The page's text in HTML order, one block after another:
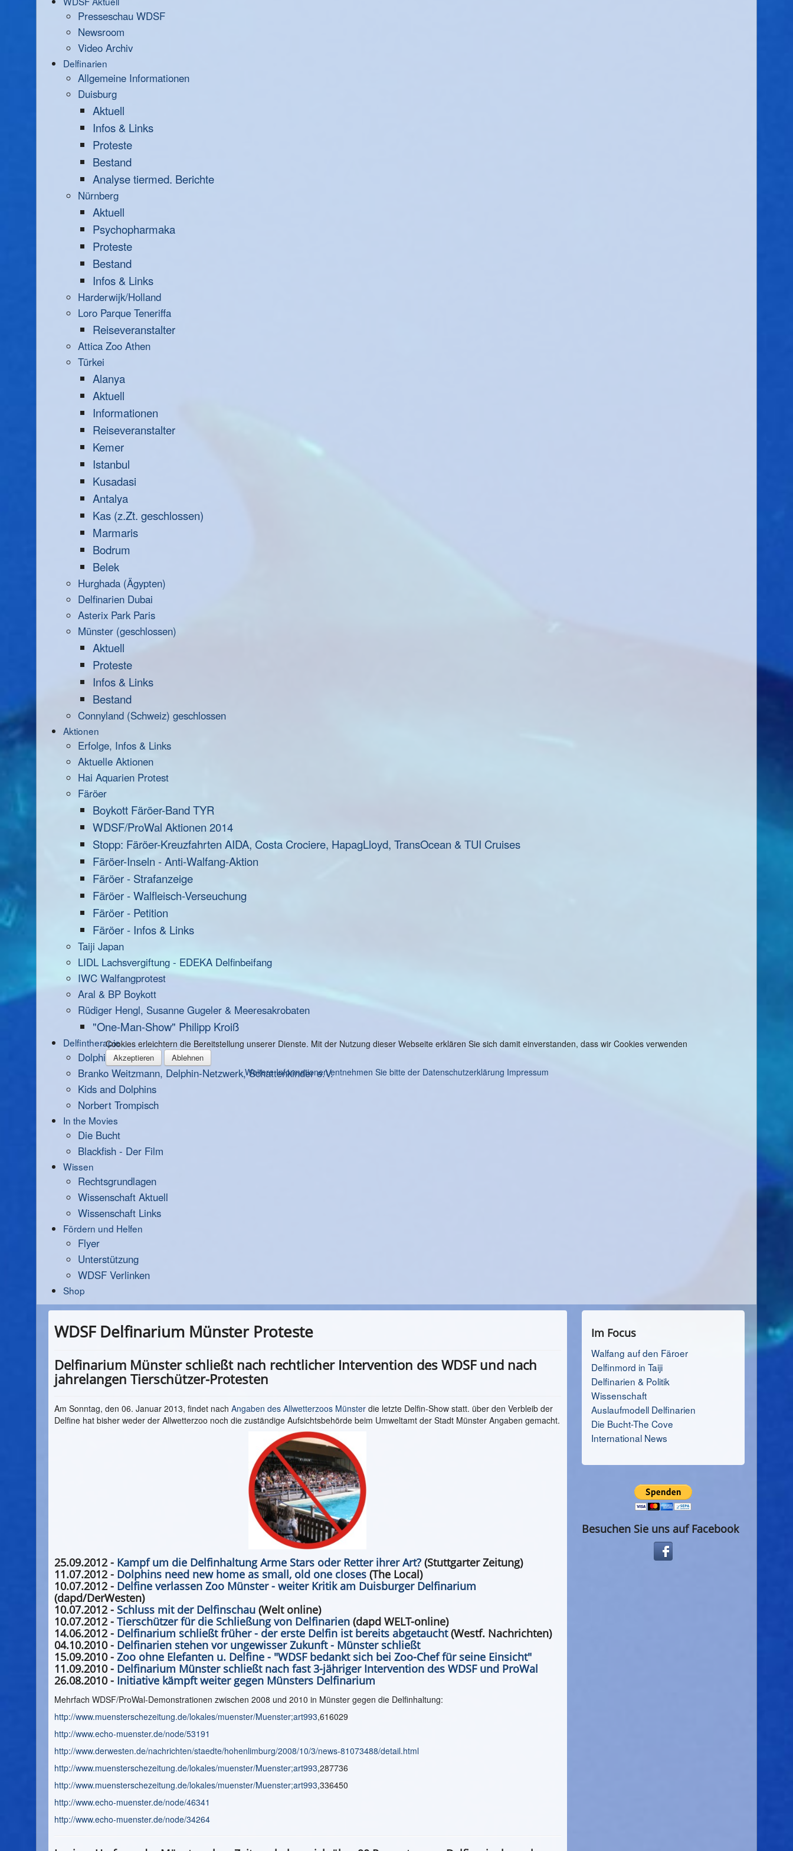
Presseschau WDSF
Newsroom
Video Archiv
Delfinarien
Allgemeine Informationen
Duisburg
Aktuell
Infos & Links
Proteste
Bestand
Analyse tiermed. Berichte
Nürnberg
Aktuell
Psychopharmaka
Proteste
Bestand
Infos & Links
Harderwijk/Holland
Loro Parque Teneriffa
Reiseveranstalter
Attica Zoo Athen
Türkei
Alanya
Aktuell
Informationen
Reiseveranstalter
Kemer
Istanbul
Kusadasi
Antalya
Kas (z.Zt. geschlossen)
Marmaris
Bodrum
Belek
Hurghada (Ägypten)
Delfinarien Dubai
Asterix Park Paris
Münster (geschlossen)
Aktuell
Proteste
Infos & Links
Bestand
Connyland (Schweiz) geschlossen
Aktionen
Erfolge, Infos & Links
Aktuelle Aktionen
Hai Aquarien Protest
Färöer
Boykott Färöer-Band TYR
WDSF/ProWal Aktionen 2014
Stopp: Färöer-Kreuzfahrten AIDA, Costa Crociere, HapagLloyd, TransOcean & TUI Cruises
Färöer-Inseln - Anti-Walfang-Aktion
Färöer - Strafanzeige
Färöer - Walfleisch-Verseuchung
Färöer - Petition
Färöer - Infos & Links
Taiji Japan
LIDL Lachsvergiftung - EDEKA Delfinbeifang
IWC Walfangprotest
Aral & BP Boykott
Rüdiger Hengl, Susanne Gugeler & Meeresakrobaten
"One-Man-Show" Philipp Kroiß
Delfintherapie
Dolphin Aid
Branko Weitzmann, Delphin-Netzwerk, Schattenkinder e.V.
Kids and Dolphins
Norbert Trompisch
In the Movies
Die Bucht
Blackfish - Der Film
Wissen
Rechtsgrundlagen
Wissenschaft Aktuell
Wissenschaft Links
Fördern und Helfen
Flyer
Unterstützung
WDSF Verlinken
Shop
WDSF Delfinarium Münster Proteste
Delfinarium Münster schließt nach rechtlicher Intervention des WDSF und nach
jahrelangen Tierschützer-Protesten
Am Sonntag, den 06. Januar 2013, findet nach Angaben des Allwetterzoos Münster die letzte Delfin-Show statt. über den Verbleib der
Delfine hat bisher weder der Allwetterzoo noch die zuständige Aufsichtsbehörde beim Umweltamt der Stadt Münster Angaben gemacht.
25.09.2012 - Kampf um die Delfinhaltung Arme Stars oder Retter ihrer Art? (Stuttgarter Zeitung)
11.07.2012 - Dolphins need new home as small, old one closes (The Local)
10.07.2012 - Delfine verlassen Zoo Münster - weiter Kritik am Duisburger Delfinarium
(dapd/DerWesten)
10.07.2012 - Schluss mit der Delfinschau (Welt online)
10.07.2012 - Tierschützer für die Schließung von Delfinarien (dapd WELT-online)
14.06.2012 - Delfinarium schließt früher - der erste Delfin ist bereits abgetaucht(Westf. Nachrichten)
04.10.2010 - Delfinarien stehen vor ungewisser Zukunft - Münster schließt
15.09.2010 - Zoo ohne Elefanten u. Delfine - "WDSF bedankt sich bei Zoo-Chef für seine Einsicht"
11.09.2010 - Delfinarium Münster schließt nach fast 3-jähriger Intervention des WDSF und ProWal
26.08.2010 - Initiative kämpft weiter gegen Münsters Delfinarium
Mehrfach WDSF/ProWal-Demonstrationen zwischen 2008 und 2010 in Münster gegen die Delfinhaltung:
http://www.muensterschezeitung.de/lokales/muenster/Muenster;art993,616029
http://www.echo-muenster.de/node/53191
http://www.derwesten.de/nachrichten/staedte/hohenlimburg/2008/10/3/news-81073488/detail.html
http://www.muensterschezeitung.de/lokales/muenster/Muenster;art993,287736
http://www.muensterschezeitung.de/lokales/muenster/Muenster;art993,336450
http://www.echo-muenster.de/node/46341
http://www.echo-muenster.de/node/34264
Im Focus
Walfang auf den Färoer
Delfinmord in Taiji
Delfinarien & Politik
Wissenschaft
Auslaufmodell Delfinarien
Die Bucht-The Cove
International News
Besuchen Sie uns auf Facebook
Cookies erleichtern die Bereitstellung unserer Dienste. Mit der Nutzung dieser Webseite erklären Sie sich damit einverstanden, dass wir Cookies verwenden
Akzeptieren Ablehnen
Weitere Informationen entnehmen Sie bitte der Datenschutzerklärung Impressum